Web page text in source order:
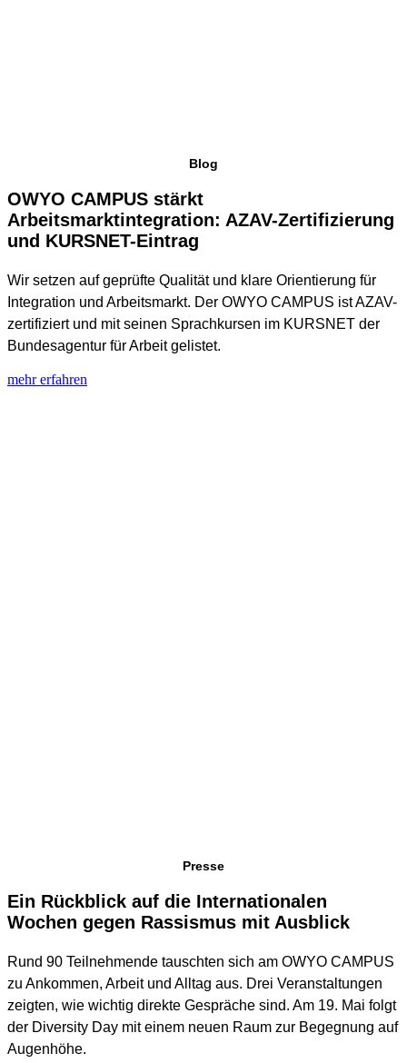
Blog
OWYO CAMPUS stärkt
Arbeitsmarktintegration: AZAV-Zertifizierung
und KURSNET-Eintrag
Wir setzen auf geprüfte Qualität und klare Orientierung für
Integration und Arbeitsmarkt. Der OWYO CAMPUS ist AZAV-
zertifiziert und mit seinen Sprachkursen im KURSNET der
Bundesagentur für Arbeit gelistet.
mehr erfahren
Presse
Ein Rückblick auf die Internationalen
Wochen gegen Rassismus mit Ausblick
Rund 90 Teilnehmende tauschten sich am OWYO CAMPUS
zu Ankommen, Arbeit und Alltag aus. Drei Veranstaltungen
zeigten, wie wichtig direkte Gespräche sind. Am 19. Mai folgt
der Diversity Day mit einem neuen Raum zur Begegnung auf
Augenhöhe.